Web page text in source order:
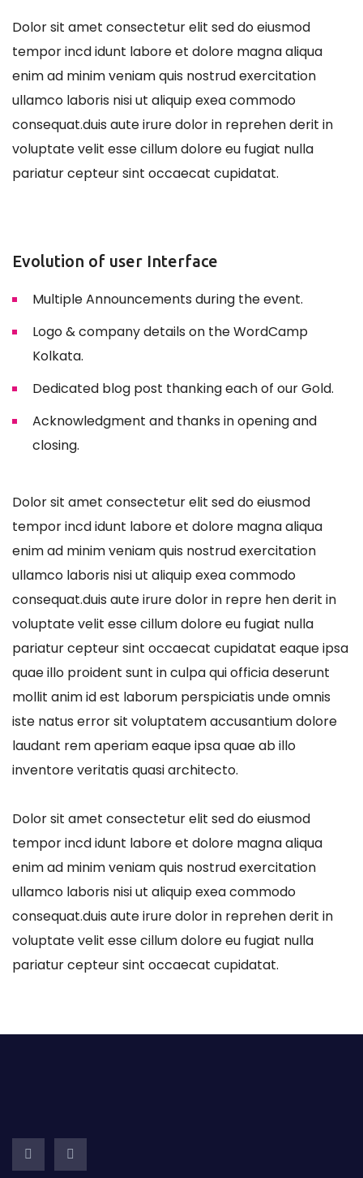
Dolor sit amet consectetur elit sed do eiusmod
tempor incd idunt labore et dolore magna aliqua
enim ad minim veniam quis nostrud exercitation
ullamco laboris nisi ut aliquip exea commodo
consequat.duis aute irure dolor in reprehen derit in
voluptate velit esse cillum dolore eu fugiat nulla
pariatur cepteur sint occaecat cupidatat.
Evolution of user Interface
Multiple Announcements during the event.
Logo & company details on the WordCamp
Kolkata.
Dedicated blog post thanking each of our Gold.
Acknowledgment and thanks in opening and
closing.
Dolor sit amet consectetur elit sed do eiusmod
tempor incd idunt labore et dolore magna aliqua
enim ad minim veniam quis nostrud exercitation
ullamco laboris nisi ut aliquip exea commodo
consequat.duis aute irure dolor in repre hen derit in
voluptate velit esse cillum dolore eu fugiat nulla
pariatur cepteur sint occaecat cupidatat eaque ipsa
quae illo proident sunt in culpa qui officia deserunt
mollit anim id est laborum perspiciatis unde omnis
iste natus error sit voluptatem accusantium dolore
laudant rem aperiam eaque ipsa quae ab illo
inventore veritatis quasi architecto.
Dolor sit amet consectetur elit sed do eiusmod
tempor incd idunt labore et dolore magna aliqua
enim ad minim veniam quis nostrud exercitation
ullamco laboris nisi ut aliquip exea commodo
consequat.duis aute irure dolor in reprehen derit in
voluptate velit esse cillum dolore eu fugiat nulla
pariatur cepteur sint occaecat cupidatat.